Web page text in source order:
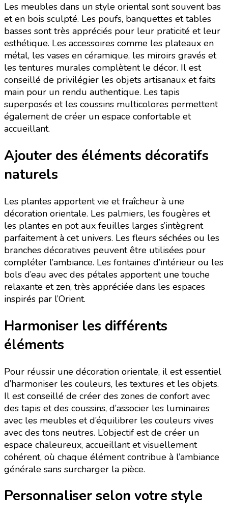
Les meubles dans un style oriental sont souvent bas
et en bois sculpté. Les poufs, banquettes et tables
basses sont très appréciés pour leur praticité et leur
esthétique. Les accessoires comme les plateaux en
métal, les vases en céramique, les miroirs gravés et
les tentures murales complètent le décor. Il est
conseillé de privilégier les objets artisanaux et faits
main pour un rendu authentique. Les tapis
superposés et les coussins multicolores permettent
également de créer un espace confortable et
accueillant.
Ajouter des éléments décoratifs
naturels
Les plantes apportent vie et fraîcheur à une
décoration orientale. Les palmiers, les fougères et
les plantes en pot aux feuilles larges s’intègrent
parfaitement à cet univers. Les fleurs séchées ou les
branches décoratives peuvent être utilisées pour
compléter l’ambiance. Les fontaines d’intérieur ou les
bols d’eau avec des pétales apportent une touche
relaxante et zen, très appréciée dans les espaces
inspirés par l’Orient.
Harmoniser les différents
éléments
Pour réussir une décoration orientale, il est essentiel
d’harmoniser les couleurs, les textures et les objets.
Il est conseillé de créer des zones de confort avec
des tapis et des coussins, d’associer les luminaires
avec les meubles et d’équilibrer les couleurs vives
avec des tons neutres. L’objectif est de créer un
espace chaleureux, accueillant et visuellement
cohérent, où chaque élément contribue à l’ambiance
générale sans surcharger la pièce.
Personnaliser selon votre style